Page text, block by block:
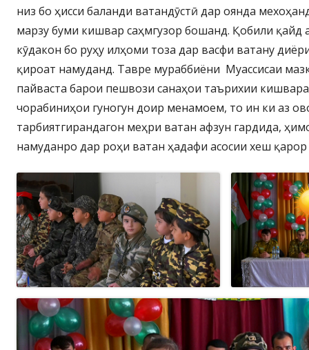
низ бо ҳисси баланди ватандӯстӣ дар оянда
марзу буми кишвар саҳмгузор бошанд. Қобили қайд
кӯдакон бо руҳу илҳоми тоза дар васфи ватану
қироат намуданд. Тавре мураббиёни Муассисаи
пайваста барои пешвози санаҳои таърихии
чорабиниҳои гуногун доир менамоем, то ин ки аз
тарбиятгирандагон меҳри ватан афзун гардида,
намуданро дар роҳи ватан ҳадафи асосии хеш